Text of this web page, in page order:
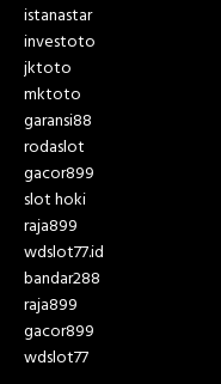
istanastar
investoto
jktoto
mktoto
garansi88
rodaslot
gacor899
slot hoki
raja899
wdslot77.id
bandar288
raja899
gacor899
wdslot77